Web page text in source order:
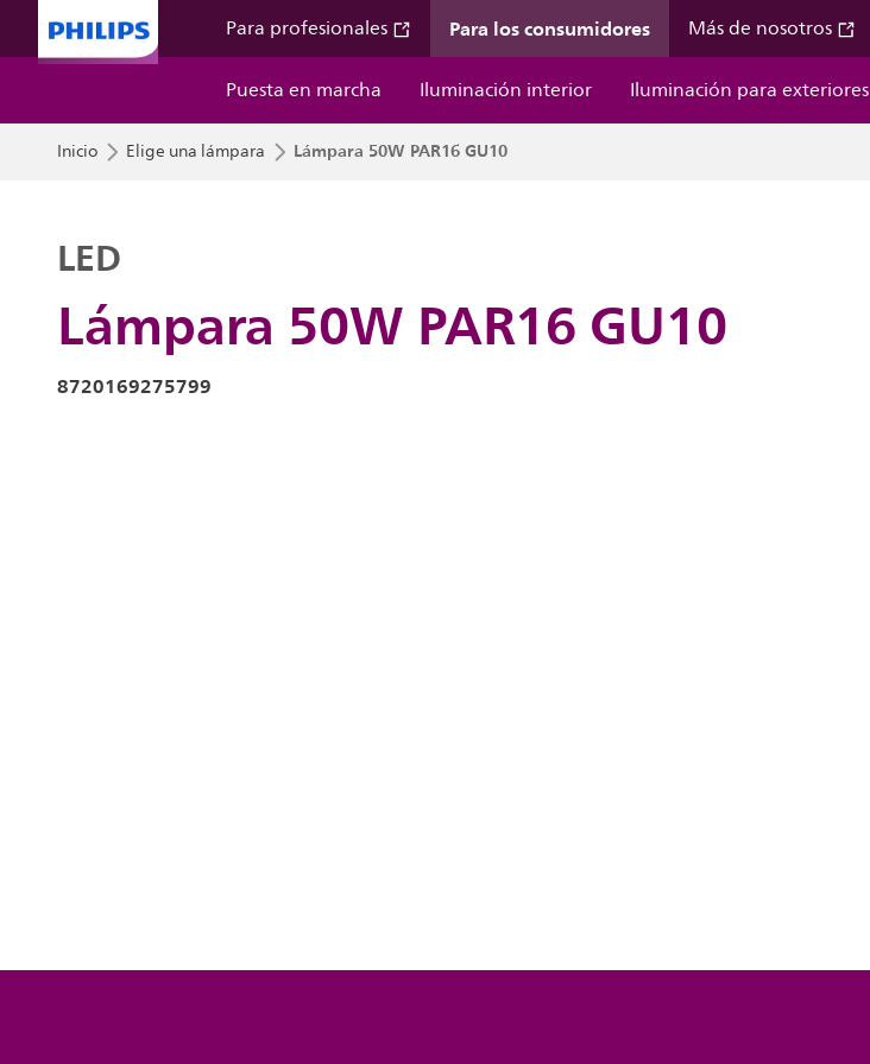
Para profesionales Para los consumidores Más de nosotros
Puesta en marcha
Iluminación interior Iluminación para exteriores
Inicio Elige una lámpara Lámpara 50W PAR16 GU10
Lámpara 50W PAR16 GU10
LED
8720169275799